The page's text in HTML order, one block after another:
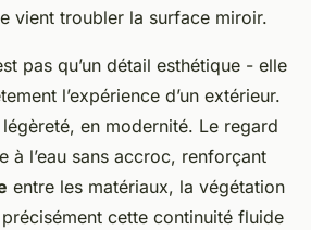
vient troubler la surface miroir.
pas qu’un détail esthétique - elle
l’expérience d’un extérieur.
légèreté, en modernité. Le regard
à l’eau sans accroc, renforçant
entre les matériaux, la végétation
précisément cette continuité fluide